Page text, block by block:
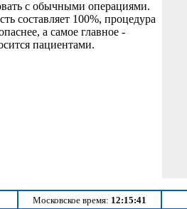
с обычными операциями.
составляет 100%, процедура
а самое главное -
пациентами.
Московское время: 12:15:41